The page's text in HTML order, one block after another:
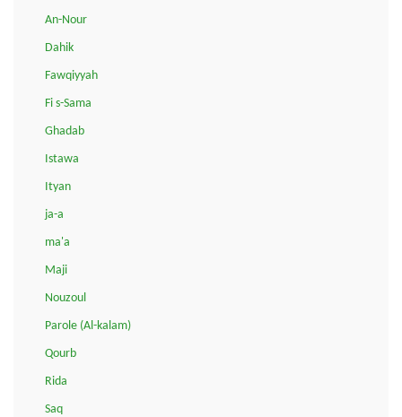
An-Nour
Dahik
Fawqiyyah
Fi s-Sama
Ghadab
Istawa
Ityan
ja-a
ma'a
Maji
Nouzoul
Parole (Al-kalam)
Qourb
Rida
Saq